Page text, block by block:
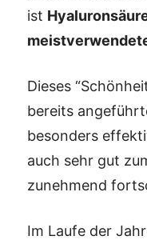
ist
Dieses
bereits
besonders
auch sehr gut
zunehmend
Im Laufe der